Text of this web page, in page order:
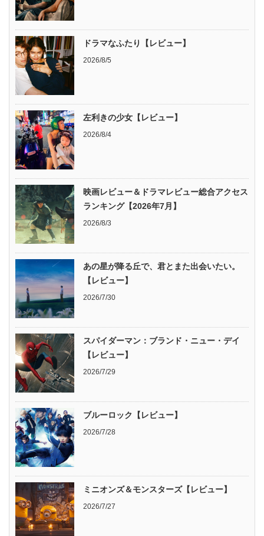
ドラマなふたり【レビュー】
2026/8/5
左利きの少女【レビュー】
2026/8/4
映画レビュー＆ドラマレビュー総合アクセス
ランキング【2026年7月】
2026/8/3
あの星が降る丘で、君とまた出会いたい。
【レビュー】
2026/7/30
スパイダーマン：ブランド・ニュー・デイ
【レビュー】
2026/7/29
ブルーロック【レビュー】
2026/7/28
ミニオンズ＆モンスターズ【レビュー】
2026/7/27